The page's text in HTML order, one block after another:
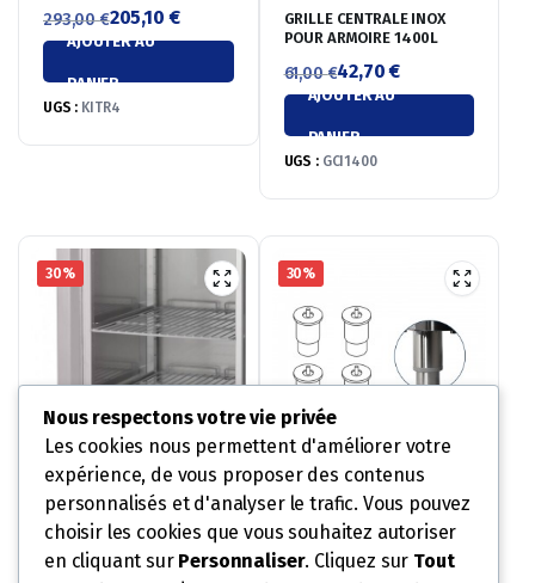
293,00€
Le
prix
initial
205,10€
Le
prix
actuel
AJOUTER AU
PANIER
UGS : KITR4
GRILLE CENTRALE INOX
POUR ARMOIRE 1400L
61,00€
Le
prix
initial
42,70€
Le
prix
actuel
AJOUTER AU
PANIER
UGS : GCI1400
30%
JEU DE GLISSIÈRE
PLASTIFIÉES
Le
prix
initial
40,60
Le
prix
actuel
AJOUTER AU
PANIER
30%
KIT PIEDS H120/150 INOX
81,00€
Le
56,70€
Le
AJOUTER AU
Nous respectons votre vie privée
Les cookies nous permettent d'améliorer votre
expérience, de vous proposer des contenus
personnalisés et d'analyser le trafic. Vous pouvez
choisir les cookies que vous souhaitez autoriser
en cliquant sur Personnaliser. Cliquez sur Tout